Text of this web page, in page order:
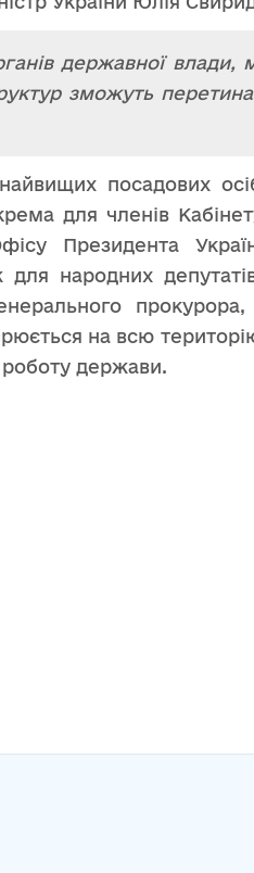
державної
зможуть
посадових
для членів
Президента
народних
на всю
держави.